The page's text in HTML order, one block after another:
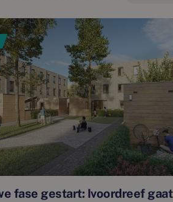
fase gestart: Ivoordreef gaat